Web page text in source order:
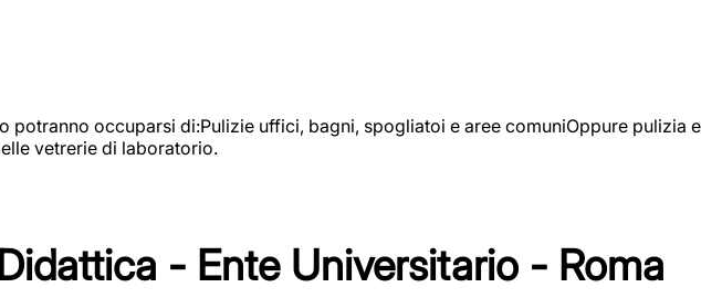
potranno occuparsi di:Pulizie uffici, bagni, spogliatoi e aree comuniOppure pulizia e
vetrerie di laboratorio.
- Ente Universitario - Roma